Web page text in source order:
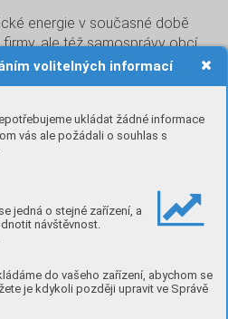
volitelných informací
ukládat žádné informace
vás ale požádali o souhlas s
jedná o stejné zařízení, a
návštěvnost.
do vašeho zařízení, abychom se
je kdykoli později upravit ve Správě
energie v současné době
ale též samosprávy obcí.
rozhodli za účelem úspor
na střechy obecních budov
budově obecního úřadu, na
obecního domu na
instalovaný výkon
roční výroba
pořízeny baterie s celkovou
tuto akci byla podána žádost
– Komunální FVE pro
by činila 5 966 105 Kč
182,09 Kč. Rozhodnutí